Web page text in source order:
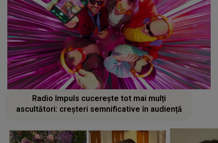
Radio Impuls cucerește tot mai mulți
ascultători: creșteri semnificative în audiență